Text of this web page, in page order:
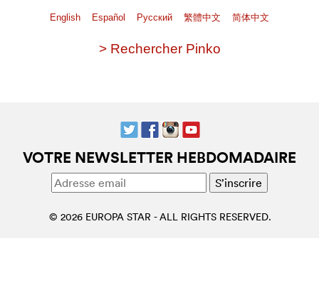
English Español Pусский 繁體中文 简体中文
> Rechercher Pinko
VOTRE NEWSLETTER HEBDOMADAIRE
© 2026 EUROPA STAR - ALL RIGHTS RESERVED.